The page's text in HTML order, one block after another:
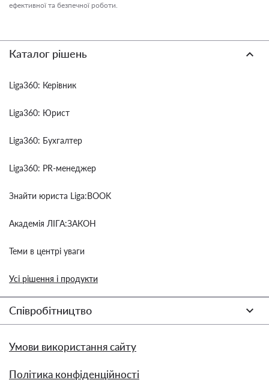
ефективної та безпечної роботи.
Каталог рішень
Liga360: Керівник
Liga360: Юрист
Liga360: Бухгалтер
Liga360: PR-менеджер
Знайти юриста Liga:BOOK
Академія ЛІГА:ЗАКОН
Теми в центрі уваги
Усі рішення і продукти
Співробітництво
Умови використання сайту
Політика конфіденційності